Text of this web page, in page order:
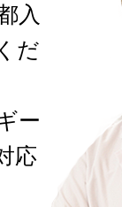
入
だ
ー
応